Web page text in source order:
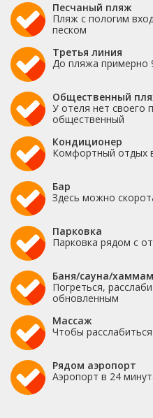
Песчаный пляж
Пляж с пологим
песком
Третья линия
До пляжа примерно
Общественный
У отеля нет своего
общественный
Кондиционер
Комфортный отдых
Бар
Здесь можно
Парковка
Парковка рядом с
Баня/сауна/хаммам
Погреться,
обновленным
Массаж
Чтобы
Рядом аэропорт
Аэропорт в 24